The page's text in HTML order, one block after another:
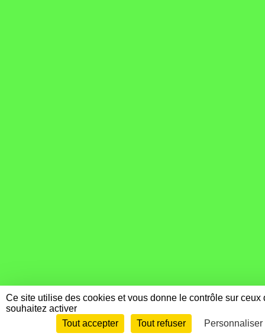
Envie de participer ?
Ce site utilise des cookies et vous donne le contrôle sur ceux
souhaitez activer
Tout accepter
Tout refuser Personnaliser